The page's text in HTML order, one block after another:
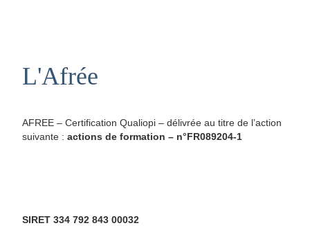
L'Afrée
AFREE – Certification Qualiopi – délivrée au titre de l’action
suivante : actions de formation – n°FR089204-1
SIRET 334 792 843 00032